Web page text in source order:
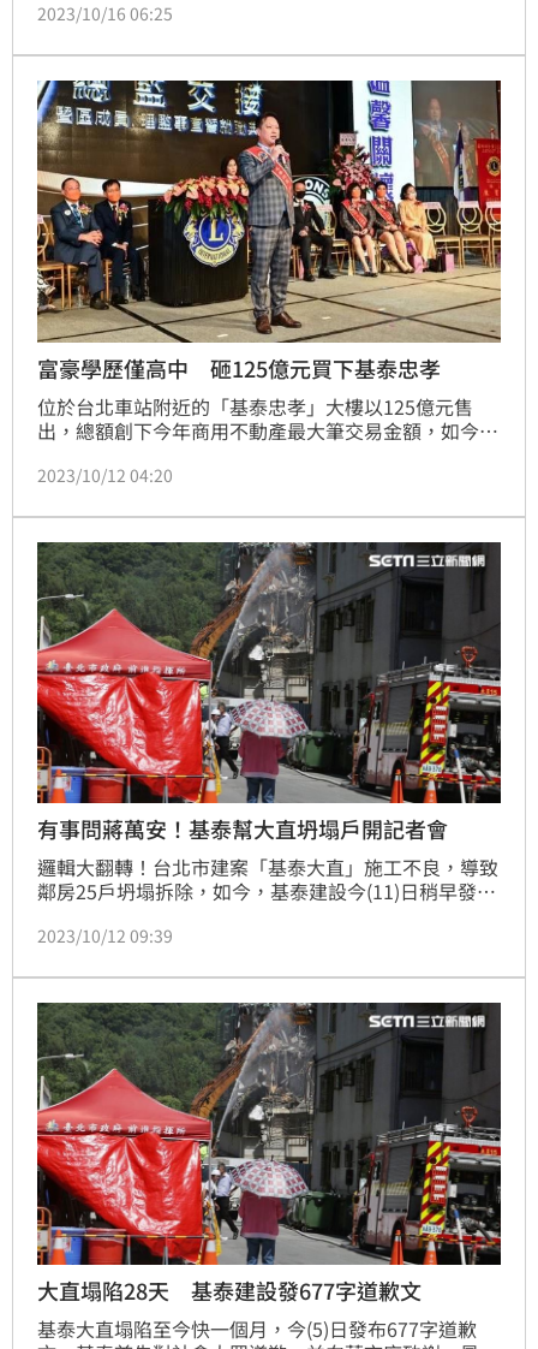
括基泰建設總部在內等處。檢方今（16）日再指揮廉政
問，負責跑照業務的黃姓女子三人，並兵分八路搜索相
關人員住所，全案依公共危險、偽造文書罪嫌偵辦。
2023/10/16 06:25
富豪學歷僅高中 砸125億元買下基泰忠孝
位於台北車站附近的「基泰忠孝」大樓以125億元售
出，總額創下今年商用不動產最大筆交易金額，如今神
設董事長李承晉，過去曾經參選過村長，也從事過代書
2023/10/12 04:20
有事問蔣萬安！基泰幫大直坍塌戶開記者會
邏輯大翻轉！台北市建案「基泰大直」施工不良，導致
鄰房25戶坍塌拆除，如今，基泰建設今(11)日稍早發布
問市長，你真的在乎受災戶的眼淚？〕記者會，肇事者
2023/10/12 09:39
大直塌陷28天 基泰建設發677字道歉文
基泰大直塌陷至今快一個月，今(5)日發布677字道歉